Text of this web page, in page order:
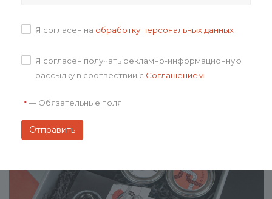
Чайная классика
Смотреть проект
Я согласен на обработку персональных данных
Я согласен получать рекламно-информационную
рассылку в соотвествии с Соглашением
* — Обязательные поля